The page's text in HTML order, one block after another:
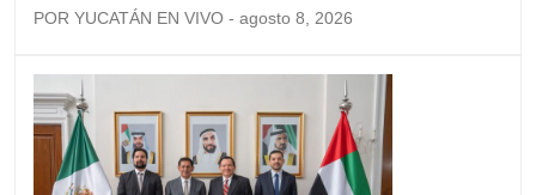
POR YUCATÁN EN VIVO - agosto 8, 2026